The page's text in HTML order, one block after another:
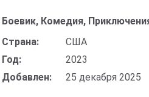
Боевик, Комедия,
Страна:
США
Год:
2023
Добавлен:
25 декабря 2025